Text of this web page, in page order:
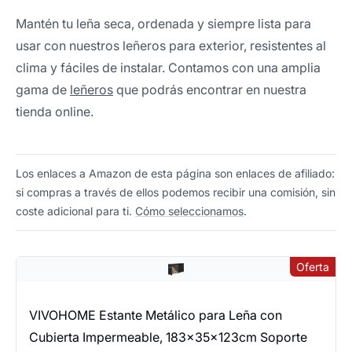
Mantén tu leña seca, ordenada y siempre lista para
usar con nuestros leñeros para exterior, resistentes al
clima y fáciles de instalar. Contamos con una amplia
gama de leñeros que podrás encontrar en nuestra
tienda online.
Los enlaces a Amazon de esta página son enlaces de afiliado:
si compras a través de ellos podemos recibir una comisión, sin
coste adicional para ti. Cómo seleccionamos.
Oferta
VIVOHOME Estante Metálico para Leña con
Cubierta Impermeable, 183×35×123cm Soporte